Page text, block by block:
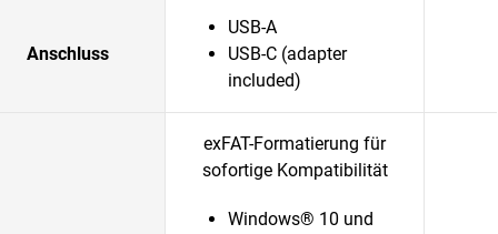
Anschluss
USB-A
USB-C (adapter
included)
exFAT-Formatierung für
sofortige Kompatibilität
Windows® 10 und